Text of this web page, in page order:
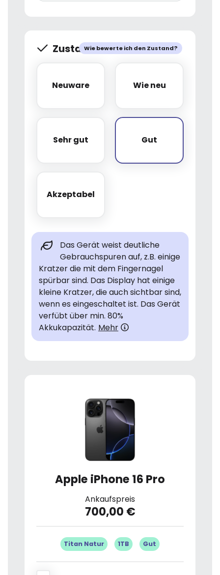
Wie bewerte ich den Zustand?
Zustand.
Neuware
Neuware Wie neu
Wie neu
Sehr gut
Sehr gut Gut
Gut
Akzeptabel
Akzeptabel
Das Gerät weist deutliche
Gebrauchspuren auf, z.B. einige
Kratzer die mit dem Fingernagel
spürbar sind. Das Display hat einige
kleine Kratzer, die auch sichtbar sind,
wenn es eingeschaltet ist. Das Gerät
verfübt über min. 80%
Akkukapazität. Mehr
Apple iPhone 16 Pro
Ankaufspreis
700,00 €
Titan Natur 1TB Gut